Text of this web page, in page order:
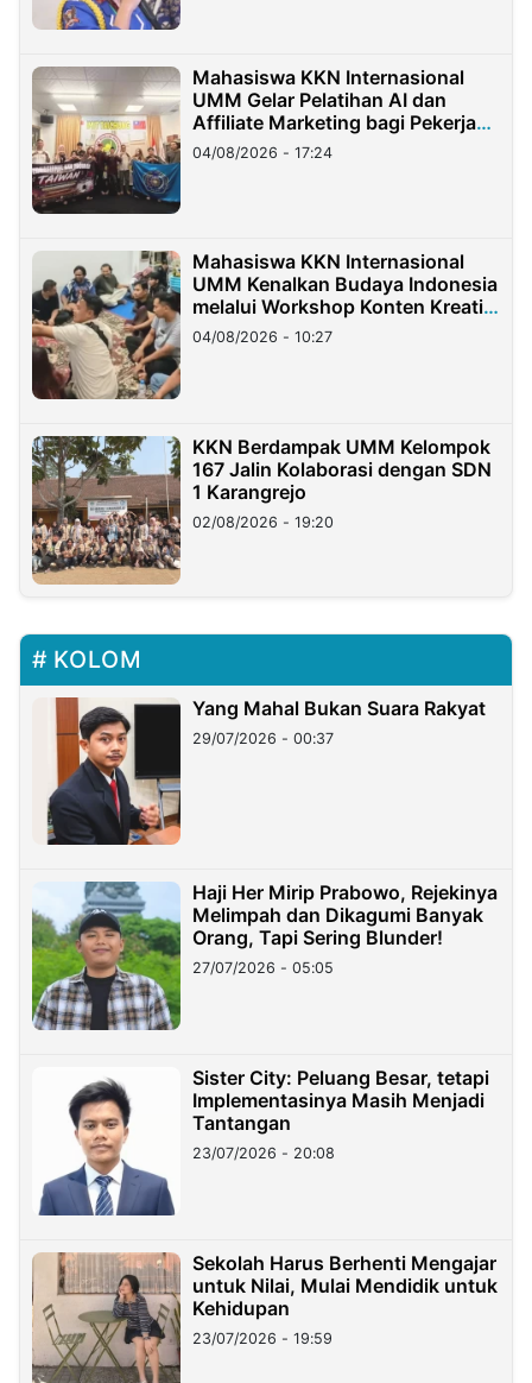
Mahasiswa KKN Internasional
UMM Gelar Pelatihan AI dan
Affiliate Marketing bagi Pekerja
Migran Indonesia di Taiwan
04/08/2026 - 17:24
Mahasiswa KKN Internasional
UMM Kenalkan Budaya Indonesia
melalui Workshop Konten Kreatif
di Taiwan
04/08/2026 - 10:27
KKN Berdampak UMM Kelompok
167 Jalin Kolaborasi dengan SDN
1 Karangrejo
02/08/2026 - 19:20
KOLOM
Yang Mahal Bukan Suara Rakyat
29/07/2026 - 00:37
Haji Her Mirip Prabowo, Rejekinya
Melimpah dan Dikagumi Banyak
Orang, Tapi Sering Blunder!
27/07/2026 - 05:05
Sister City: Peluang Besar, tetapi
Implementasinya Masih Menjadi
Tantangan
23/07/2026 - 20:08
Sekolah Harus Berhenti Mengajar
untuk Nilai, Mulai Mendidik untuk
Kehidupan
23/07/2026 - 19:59